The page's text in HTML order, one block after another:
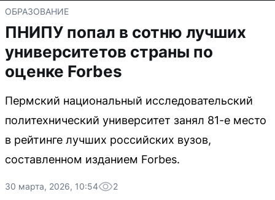
ОБРАЗОВАНИЕ
ПНИПУ попал в сотню лучших
университетов страны по
оценке Forbes
Пермский национальный исследовательский
политехнический университет занял 81-е место
в рейтинге лучших российских вузов,
составленном изданием Forbes.
30 марта, 2026, 10:54 2